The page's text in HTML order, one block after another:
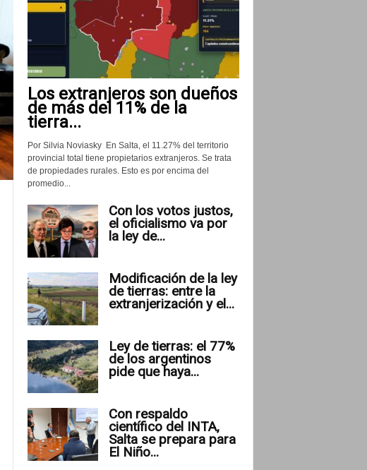
Los extranjeros son dueños
de más del 11% de la
tierra...
Por Silvia Noviasky En Salta, el 11.27% del territorio
provincial total tiene propietarios extranjeros. Se trata
de propiedades rurales. Esto es por encima del
promedio...
Con los votos justos,
el oficialismo va por
la ley de...
Modificación de la ley
de tierras: entre la
extranjerización y el...
Ley de tierras: el 77%
de los argentinos
pide que haya...
Con respaldo
científico del INTA,
Salta se prepara para
El Niño...